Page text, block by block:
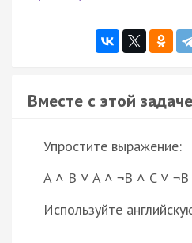
Вместе с этой
Упростите выражение:
A ˄ B ˅ A ˄ ¬B ˄ C ˅
Используйте